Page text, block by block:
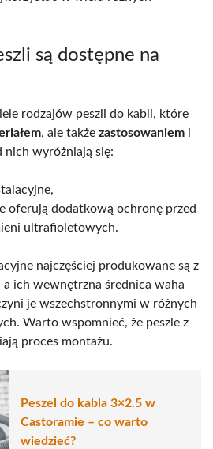
są dostępne na
rodzajów peszli do kabli, które
, ale także zastosowaniem i
nich wyróżniają się:
oferują dodatkową ochronę przed
ultrafioletowych.
najczęściej produkowane są z
a ich wewnętrzna średnica waha
je wszechstronnymi w różnych
Warto wspomnieć, że peszle z
proces montażu.
Peszel do kabla 3×2.5 w
Castoramie – co warto
wiedzieć?